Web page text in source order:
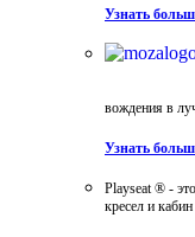
Узнать
вождения в
Узнать
Playseat ® -
кресел и